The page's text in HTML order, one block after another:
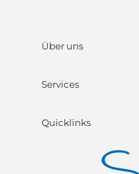
Über uns
Services
Quicklinks